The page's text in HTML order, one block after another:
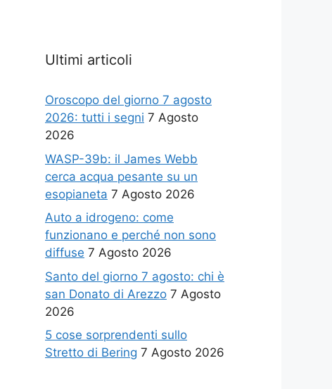
Ultimi articoli
Oroscopo del giorno 7 agosto
2026: tutti i segni 7 Agosto
2026
WASP-39b: il James Webb
cerca acqua pesante su un
esopianeta 7 Agosto 2026
Auto a idrogeno: come
funzionano e perché non sono
diffuse 7 Agosto 2026
Santo del giorno 7 agosto: chi è
san Donato di Arezzo 7 Agosto
2026
5 cose sorprendenti sullo
Stretto di Bering 7 Agosto 2026